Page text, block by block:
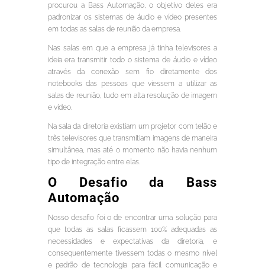
procurou a Bass Automação, o objetivo deles era
padronizar os sistemas de áudio e vídeo presentes
em todas as salas de reunião da empresa.
Nas salas em que a empresa já tinha televisores a
ideia era transmitir todo o sistema de áudio e vídeo
através da conexão sem fio diretamente dos
notebooks das pessoas que viessem a utilizar as
salas de reunião, tudo em alta resolução de imagem
e vídeo.
Na sala da diretoria existiam um projetor com telão e
três televisores que transmitiam imagens de maneira
simultânea, mas até o momento não havia nenhum
tipo de integração entre elas.
O Desafio da Bass
Automação
Nosso desafio foi o de encontrar uma solução para
que todas as salas ficassem 100% adequadas as
necessidades e expectativas da diretoria, e
consequentemente tivessem todas o mesmo nível
e padrão de tecnologia para fácil comunicação e